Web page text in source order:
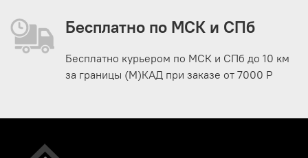
Бесплатно по МСК и СПб
Бесплатно курьером по МСК и СПб до 10 км
за границы (М)КАД при заказе от 7000 Р